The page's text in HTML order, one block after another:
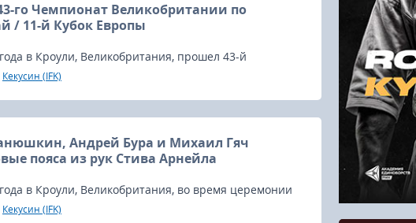
го Чемпионат Великобритании по
/ 11-й Кубок Европы
в Кроули, Великобритания, прошел 43-й
по киокушинкай (43rd British Open 2019 /
Кекусин (IFK)
Андрей Бура и Михаил Гяч
пояса из рук Стива Арнейла
в Кроули, Великобритания, во время церемонии
Европы по киокушинкай, Ханши Стив Арнейл -
Кекусин (IFK)